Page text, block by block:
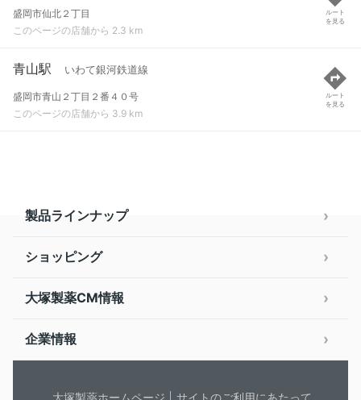
盛岡市仙北２丁目
このページの店舗から 2.3 km
ルート
を見る
青山駅 いわて銀河鉄道線
盛岡市青山２丁目２番４０号
このページの店舗から 3.9 km
ルート
を見る
製品ラインナップ
ショッピング
大塚製薬CM情報
企業情報